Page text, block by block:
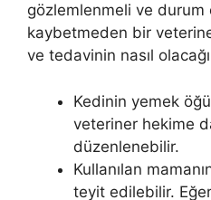
gözlemlenmeli ve
kaybetmeden bir
ve tedavinin nasıl
Kedinin yemek
veteriner hekime
düzenlenebilir.
Kullanılan
teyit edilebilir.